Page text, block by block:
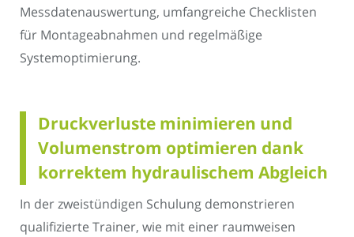
Messdatenauswertung, umfangreiche Checklisten
für Montageabnahmen und regelmäßige
Systemoptimierung.
Druckverluste minimieren und
Volumenstrom optimieren dank
korrektem hydraulischem Abgleich
In der zweistündigen Schulung demonstrieren
qualifizierte Trainer, wie mit einer raumweisen